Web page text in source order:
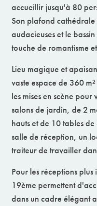
accueillir jusqu'à 80
Son plafond cathédrale
audacieuses et le
touche de romantisme
Lieu magique et
vaste espace de 360
les mises en scène
salons de jardin, de 2
hauts et de 10 tables
salle de réception, un
traiteur de travailler
Pour les réceptions
19ème permettent
dans un cadre élégant